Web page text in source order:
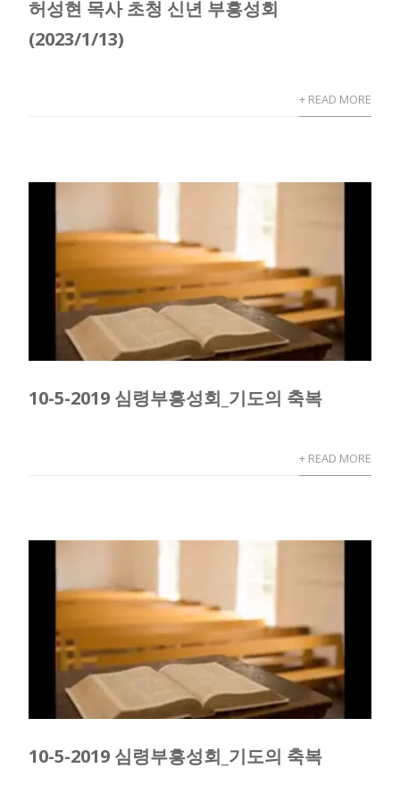
허성현 목사 초청 신년 부흥성회
(2023/1/13)
+ READ MORE
10-5-2019 심령부흥성회_기도의 축복
+ READ MORE
10-5-2019 심령부흥성회_기도의 축복